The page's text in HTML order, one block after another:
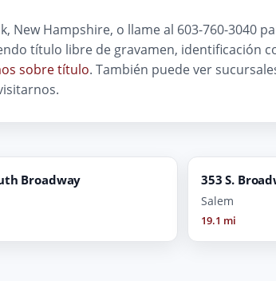
New Hampshire, o llame al 603-760-
título libre de gravamen, identificación
sobre título. También puede ver
Broadway 353 S.
Salem
19.1 mi